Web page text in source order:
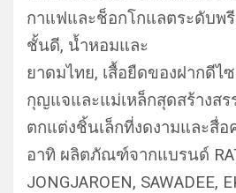
กาแฟและช็อกโกแลตระดับพ
ชั้นดี, น้ำหอมและ
ยาดมไทย, เสื้อยืดของฝากดีไ
กุญแจและแม่เหล็กสุดสร้างสร
ตกแต่งชิ้นเล็กที่งดงามและสื่อ
อาทิ ผลิตภัณฑ์จากแบรนด์
JONGJAROEN, SAWADEE,